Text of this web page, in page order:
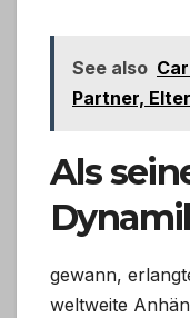
See also
Partner,
Als
gewann,
weltweite